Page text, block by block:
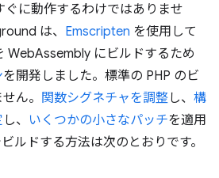
ぐに動作するわけではありませ
は、 Emscripten を使用して
WebAssembly にビルドするため
を開発しました。標準の PHP のビ
ん。 関数シグネチャを調整し、 構
し、 いくつかの小さなパッチを適用
ルドする方法は次のとおりです。